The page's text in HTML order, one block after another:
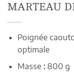
MARTEAU
Poignée
optimale
Masse :800 g